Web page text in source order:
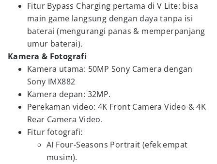
Fitur Bypass Charging pertama di V Lite: bisa
main game langsung dengan daya tanpa isi
baterai (mengurangi panas & memperpanjang
umur baterai).
Kamera & Fotografi
Kamera utama: 50MP Sony Camera dengan
Sony IMX882
Kamera depan: 32MP.
Perekaman video: 4K Front Camera Video & 4K
Rear Camera Video.
Fitur fotografi:
AI Four-Seasons Portrait (efek empat
musim).